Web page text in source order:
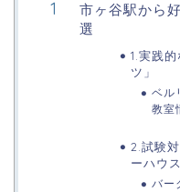
市ヶ谷駅から
選
1.実践
ツ」
ベル
教室
2.試験
ーハウ
バー